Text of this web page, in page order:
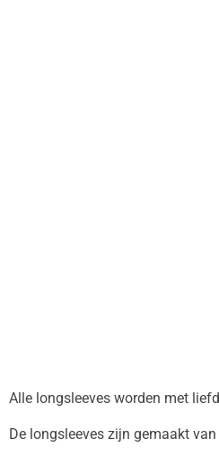
Alle longsleeves worden met
De longsleeves zijn gemaakt